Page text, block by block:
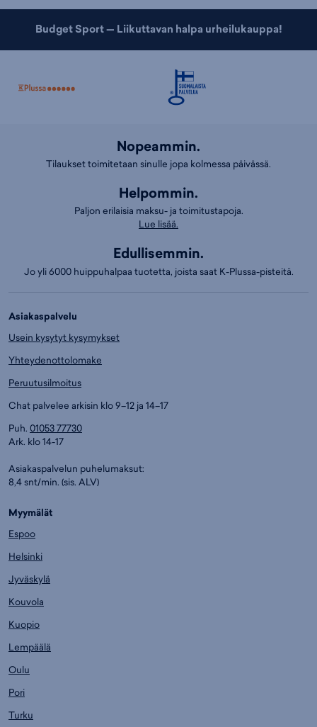
Budget Sport — Liikuttavan halpa urheilukauppa!
Nopeammin.
Tilaukset toimitetaan sinulle jopa kolmessa päivässä.
Helpommin.
Paljon erilaisia maksu- ja toimitustapoja.
Lue lisää.
Edullisemmin.
Jo yli 6000 huippuhalpaa tuotetta, joista saat K-Plussa-pisteitä.
Asiakaspalvelu
Usein kysytyt kysymykset
Yhteydenottolomake
Peruutusilmoitus
Chat palvelee arkisin klo 9–12 ja 14–17
Puh. 01053 77730
Ark. klo 14-17
Asiakaspalvelun puhelumaksut:
8,4 snt/min. (sis. ALV)
Myymälät
Espoo
Helsinki
Jyväskylä
Kouvola
Kuopio
Lempäälä
Oulu
Pori
Turku